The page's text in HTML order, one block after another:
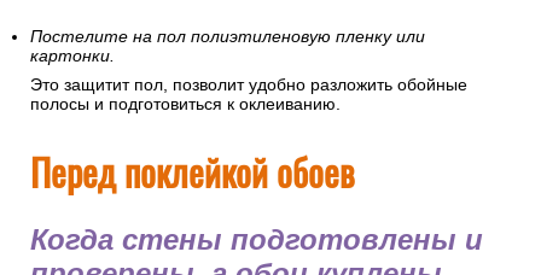
Постелите на пол полиэтиленовую пленку или
картонки.
Это защитит пол, позволит удобно разложить обойные
полосы и подготовиться к оклеиванию.
Перед поклейкой обоев
Когда стены подготовлены и